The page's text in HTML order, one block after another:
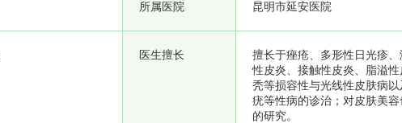
所属医院 昆明市延安医院
医生擅长
擅长于痤疮、多形性日光疹
性皮炎、接触性皮炎、脂溢
秃等损容性与光线性皮肤病
疣等性病的诊治；对皮肤美
的研究。